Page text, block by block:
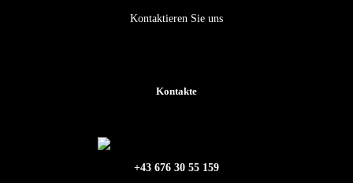
Kontaktieren Sie uns
Kontakte
+43 676 30 55 159